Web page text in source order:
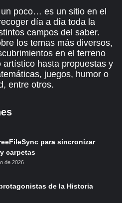
poco… es un sitio en el
día a día toda la
campos del saber.
los temas más diversos,
en el terreno
hasta propuestas y
juegos, humor o
entre otros.
para sincronizar
carpetas
de 2026
de la Historia